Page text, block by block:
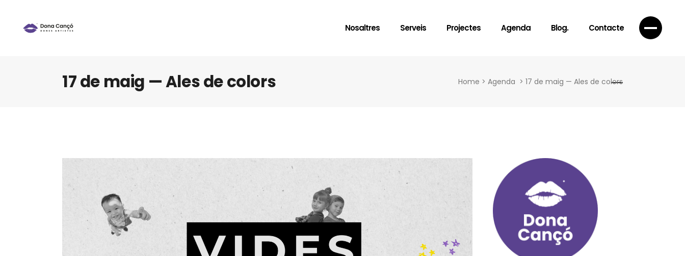
Nosaltres Serveis Projectes Agenda Blog. Contacte
17 de maig — Ales de colors Home > Agenda > 17 de maig — Ales de colors